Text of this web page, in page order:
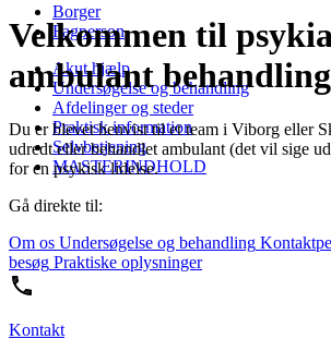
Borger
Fagperson
Akut hjælp
Undersøgelse og behandling
Afdelinger og steder
Praktisk information
Selvbetjening
MASTERINDHOLD
Velkommen til
ambulant behandling
Du er blevet henvist til et team i Viborg eller
udredt eller behandlet ambulant (det vil sige
for en psykisk lidelse.
Gå direkte til:
Om os Undersøgelse og behandling
besøg Praktiske oplysninger
Kontakt